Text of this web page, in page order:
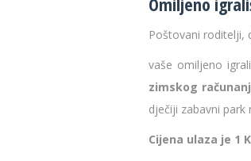
Poštovani roditelji,
vaše omiljeno
zimskog
dječiji zabavni park
Cijena ulaza je 1